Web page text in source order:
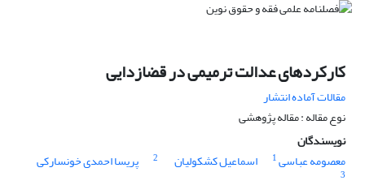
کارکردهای عدالت ترمیمی در قضازدایی
مقالات آماده انتشار
نوع مقاله : مقاله پژوهشی
نویسندگان
معصومه عباسی1 اسماعیل کشکولیان 2 پریسا احمدی خونسارکی
3